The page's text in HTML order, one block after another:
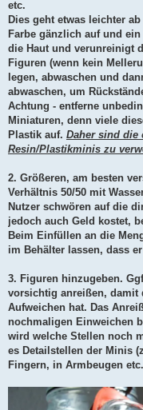
etc.
Dies geht etwas leichter
Farbe gänzlich auf und
die Haut und verunreinigt
Figuren (wenn kein
legen, abwaschen und
abwaschen, um
Achtung - entferne
Miniaturen, denn viele
Plastik auf. Daher sind die
Resin/Plastikminis zu
2. Größeren, am besten
Verhältnis 50/50 mit
Nutzer schwören auf die
jedoch auch Geld kostet,
Beim Einfüllen an die
im Behälter lassen, dass
3. Figuren hinzugeben.
vorsichtig anreißen, damit
Aufweichen hat. Das
nochmaligen Einweichen
wird welche Stellen noch
es Detailstellen der Minis
Fingern, in Armbeugen